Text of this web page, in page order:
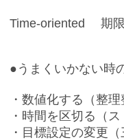
Time-oriented 期限
●うまくいかない時
・数値化する（整
・時間を区切る（
・目標設定の変更